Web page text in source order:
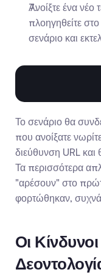
Ανοίξτε ένα
πλοηγηθείτε
σενάριο και
Το σενάριο θα
που ανοίξατε
διεύθυνση URL και
Τα περισσότερα
"αρέσουν" στο
φορτώθηκαν,
Οι